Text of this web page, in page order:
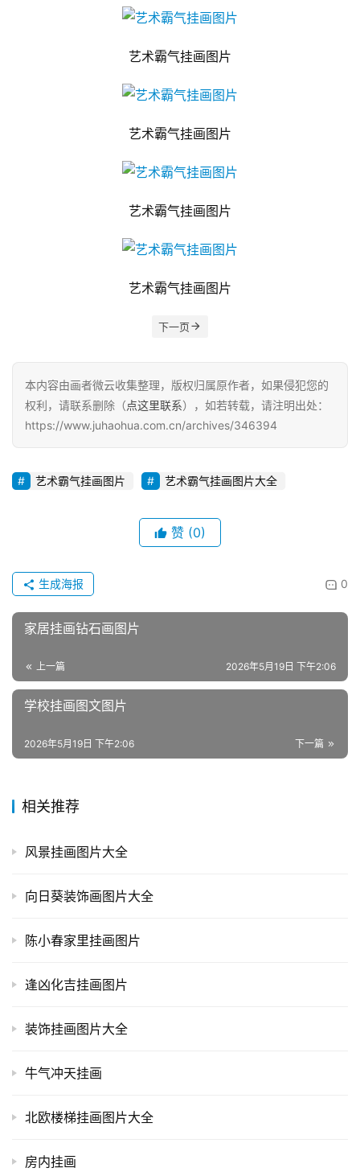
艺术霸气挂画图片
艺术霸气挂画图片
艺术霸气挂画图片
艺术霸气挂画图片
下一页
本内容由画者微云收集整理，版权归属原作者，如果侵犯您的
权利，请联系删除（点这里联系），如若转载，请注明出处：
https://www.juhaohua.com.cn/archives/346394
艺术霸气挂画图片 艺术霸气挂画图片大全
赞 (0)
0
生成海报
家居挂画钻石画图片
上一篇 2026年5月19日 下午2:06
学校挂画图文图片
下一篇
2026年5月19日 下午2:06
相关推荐
风景挂画图片大全
向日葵装饰画图片大全
陈小春家里挂画图片
逢凶化吉挂画图片
装饰挂画图片大全
牛气冲天挂画
北欧楼梯挂画图片大全
房内挂画